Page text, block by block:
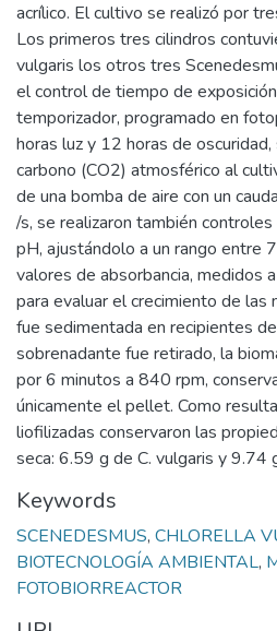
acrílico. El cultivo se realizó por
Los primeros tres cilindros
vulgaris los otros tres
el control de tiempo de
temporizador, programado en
horas luz y 12 horas de
carbono (CO2) atmosférico al
de una bomba de aire con un
/s, se realizaron también
pH, ajustándolo a un rango entre
valores de absorbancia, medidos
para evaluar el crecimiento de las
fue sedimentada en recipientes
sobrenadante fue retirado, la
por 6 minutos a 840 rpm,
únicamente el pellet. Como
liofilizadas conservaron las
seca: 6.59 g de C. vulgaris y 9.74
Keywords
SCENEDESMUS, CHLORELLA
BIOTECNOLOGÍA AMBIENTAL,
FOTOBIORREACTOR